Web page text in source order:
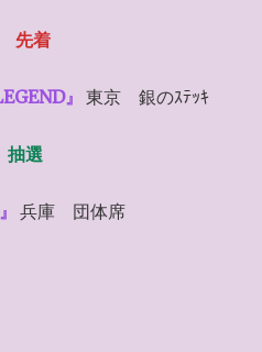
先着
』 東京 銀のｽﾃｯｷ
抽選
兵庫 団体席